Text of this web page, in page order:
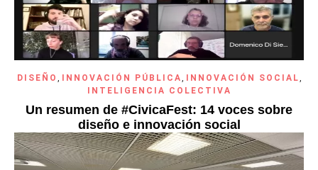
DISEÑO INNOVACIÓN PÚBLICA INNOVACIÓN SOCIAL
INTELIGENCIA COLECTIVA
Un resumen de #CivicaFest: 14 voces sobre
diseño e innovación social